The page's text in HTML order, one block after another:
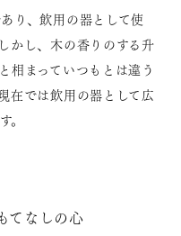
り、飲用の器として使
かし、木の香りのする升
相まっていつもとは違う
在では飲用の器として広
。
てなしの心